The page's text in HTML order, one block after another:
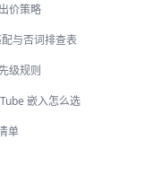
价策略
与否词排查表
级规则
嵌入怎么选
单